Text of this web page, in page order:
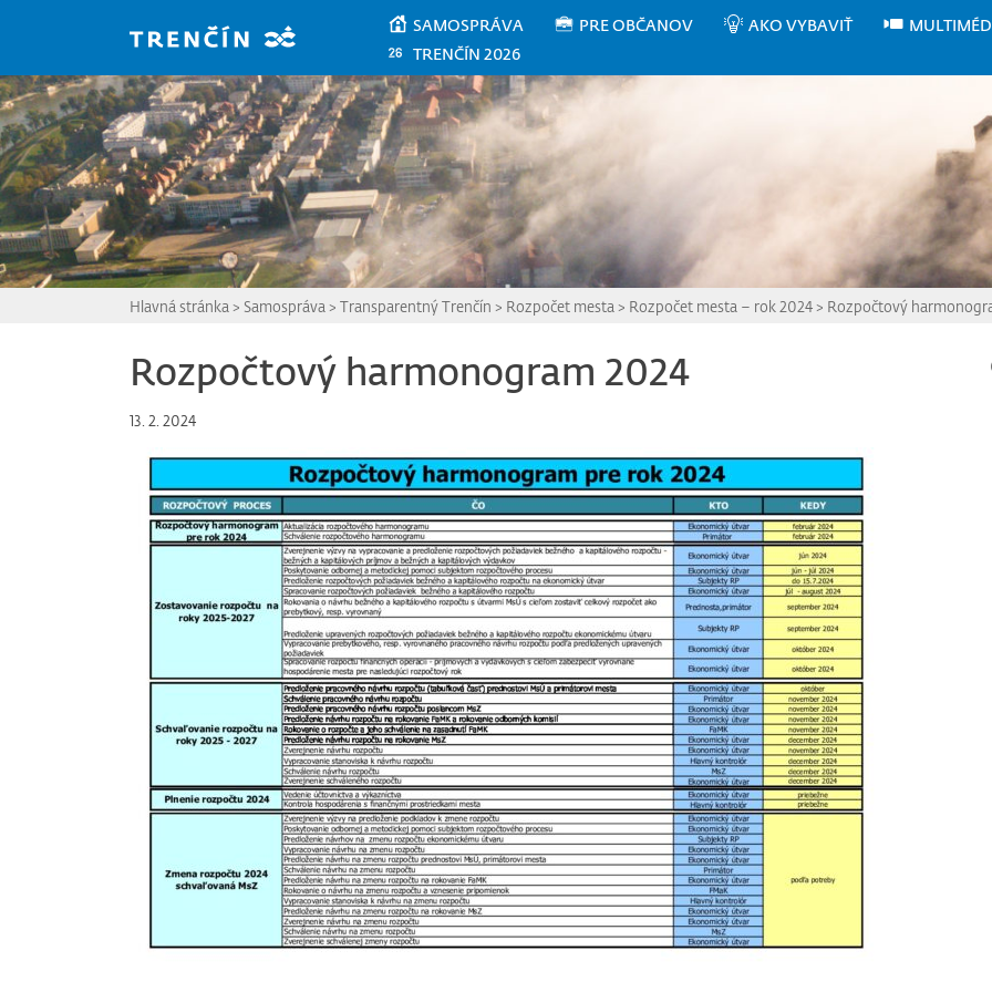
SAMOSPRÁVA PRE OBČANOV AKO VYBAVIŤ
TRENČÍN 2026
Hlavná stránka > Samospráva > Transparentný Trenčín > Rozpočet mesta > Rozpočet mesta – rok 2024> Rozpočtový
Rozpočtový harmonogram 2024
13. 2. 2024